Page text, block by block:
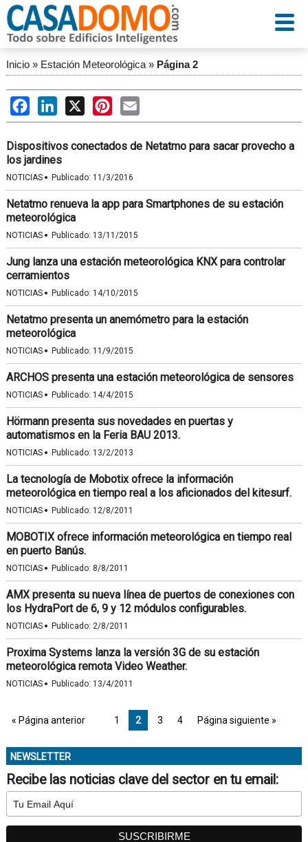
Inicio» Estación Meteorológica» Página 2
FacebookLinkedIn
X PinterestEmail
Dispositivos conectados de Netatmo para sacar provecho a
los jardines
NOTICIAS · Publicado: 11/3/2016
Netatmo renueva la app para Smartphones de su estación
meteorológica
NOTICIAS · Publicado: 13/11/2015
Jung lanza una estación meteorológica KNX para controlar
cerramientos
NOTICIAS · Publicado: 14/10/2015
Netatmo presenta un anemómetro para la estación
meteorológica
NOTICIAS · Publicado: 11/9/2015
ARCHOS presenta una estación meteorológica de sensores
NOTICIAS · Publicado: 14/4/2015
Hörmann presenta sus novedades en puertas y
automatismos en la Feria BAU 2013.
NOTICIAS · Publicado: 13/2/2013
La tecnología de Mobotix ofrece la información
meteorológica en tiempo real a los aficionados del kitesurf.
NOTICIAS · Publicado: 12/8/2011
MOBOTIX ofrece información meteorológica en tiempo real
en puerto Banús.
NOTICIAS · Publicado: 8/8/2011
AMX presenta su nueva línea de puertos de conexiones con
los HydraPort de 6, 9 y 12 módulos configurables.
NOTICIAS · Publicado: 2/8/2011
Proxima Systems lanza la versión 3G de su estación
meteorológica remota Video Weather.
NOTICIAS · Publicado: 13/4/2011
« Página anterior 1 2 3 4 Página siguiente »
NEWSLETTER
Recibe las noticias clave del sector en tu email: